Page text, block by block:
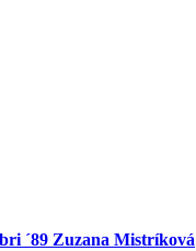
´89 Zuzana Mistríková